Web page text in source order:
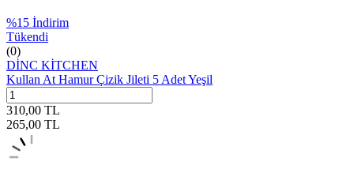
%15 İndirim
Tükendi
(0)
DİNC KİTCHEN
Kullan At Hamur Çizik Jileti 5 Adet Yeşil
310,00 TL
265,00 TL